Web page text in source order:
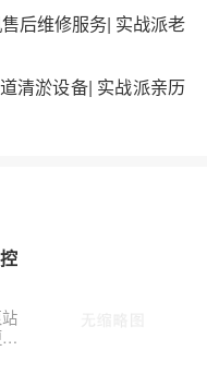
后维修服务| 实战派老
清淤设备| 实战派亲历